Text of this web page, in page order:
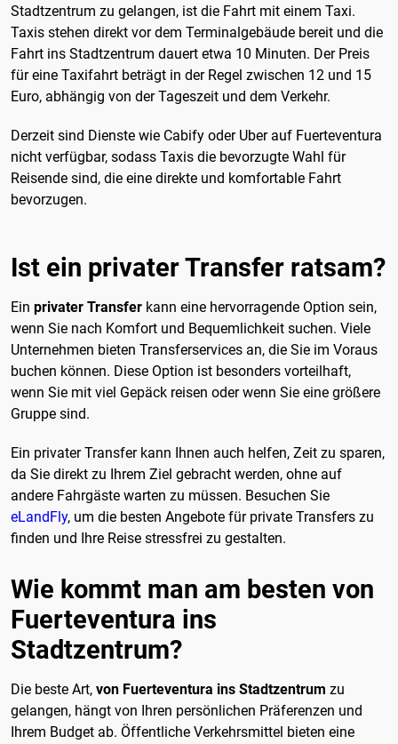
Stadtzentrum zu gelangen, ist die Fahrt mit einem Taxi.
Taxis stehen direkt vor dem Terminalgebäude bereit und die
Fahrt ins Stadtzentrum dauert etwa 10 Minuten. Der Preis
für eine Taxifahrt beträgt in der Regel zwischen 12 und 15
Euro, abhängig von der Tageszeit und dem Verkehr.
Derzeit sind Dienste wie Cabify oder Uber auf Fuerteventura
nicht verfügbar, sodass Taxis die bevorzugte Wahl für
Reisende sind, die eine direkte und komfortable Fahrt
bevorzugen.
Ist ein privater Transfer ratsam?
Ein privater Transfer kann eine hervorragende Option sein,
wenn Sie nach Komfort und Bequemlichkeit suchen. Viele
Unternehmen bieten Transferservices an, die Sie im Voraus
buchen können. Diese Option ist besonders vorteilhaft,
wenn Sie mit viel Gepäck reisen oder wenn Sie eine größere
Gruppe sind.
Ein privater Transfer kann Ihnen auch helfen, Zeit zu sparen,
da Sie direkt zu Ihrem Ziel gebracht werden, ohne auf
andere Fahrgäste warten zu müssen. Besuchen Sie
eLandFly, um die besten Angebote für private Transfers zu
finden und Ihre Reise stressfrei zu gestalten.
Wie kommt man am besten von
Fuerteventura ins
Stadtzentrum?
Die beste Art, von Fuerteventura ins Stadtzentrum zu
gelangen, hängt von Ihren persönlichen Präferenzen und
Ihrem Budget ab. Öffentliche Verkehrsmittel bieten eine